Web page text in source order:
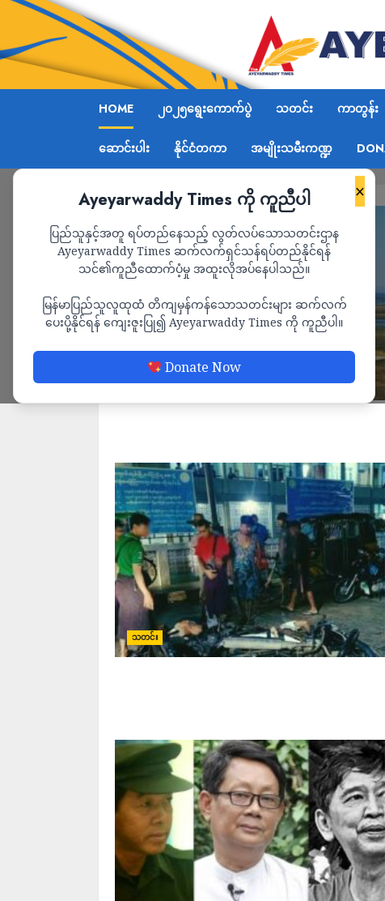
HOME ၂၀၂၅ရွေးကောက်ပွဲ သတင်း ကာတွန်း
ဆောင်းပါး နိုင်ငံတကာ အမျိုးသမီးကဏ္ဍ
×
Ayeyarwaddy Times ကို ကူညီပါ
ပြည်သူနှင့်အတူ ရပ်တည်နေသည့် လွတ်လပ်သောသတင်းဌာန
Ayeyarwaddy Times ဆက်လက်ရှင်သန်ရပ်တည်နိုင်ရန်
သင်၏ကူညီထောက်ပံ့မှု အထူးလိုအပ်နေပါသည်။
မြန်မာပြည်သူလူထုထံ တိကျမှန်ကန်သောသတင်းများ ဆက်လက်
ပေးပို့နိုင်ရန် ကျေးဇူးပြု၍ Ayeyarwaddy Times ကို ကူညီပါ။
Donate Now
သတင်း